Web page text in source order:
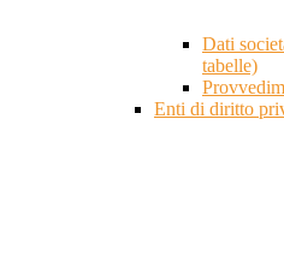
Dati
tabelle)
Enti di diritto